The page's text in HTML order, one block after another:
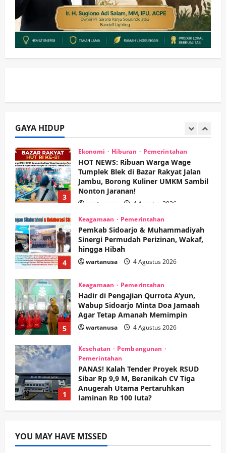
GAYA HIDUP
Kesehatan Pembangunan
Pemerintahan
PANAS! Kalah Tender Proyek RSUD
Sibar Rp 9,9 M, Beranikah CV Tiga
Anugerah Utama Pertaruhkan
2
wartanusa 5 Agustus 2026
3
Ekonomi Hiburan Pemerintahan
HOT NEWS: Ribuan Warga Wage
Tumplek Blek di Bazar Rakyat Jalan
Jambu, Borong Kuliner UMKM Sambil
Nonton Jaranan!
wartanusa 4 Agustus 2026
4
Keagamaan Pemerintahan
Pemkab Sidoarjo & Muhammadiyah
Sinergi Permudah Perizinan, Wakaf,
hingga Hibah
wartanusa 4 Agustus 2026
5
Keagamaan Pemerintahan
Hadir di Pengajian Qurrota A’yun,
Wabup Sidoarjo Minta Doa Jamaah
Agar Tetap Amanah Memimpin
wartanusa 4 Agustus 2026
1
Kesehatan
Pembangunan
Pemerintahan
PANAS! Kalah Tender Proyek RSUD
Sibar Rp 9,9 M, Beranikah CV Tiga
Anugerah Utama Pertaruhkan
Jaminan Rp 100 Juta?
wartanusa 5 Agustus 2026
PWI dan Sapma PP Sidoarjo
Memanaskan Mesin Menuju Piala
YOU MAY HAVE MISSED